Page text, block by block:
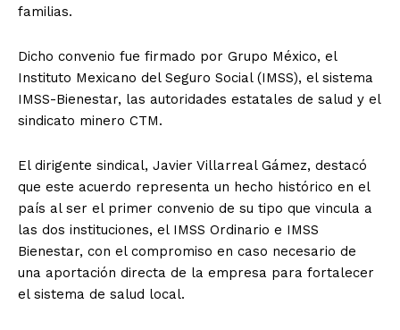
familias.
Dicho convenio fue firmado por Grupo México, el
Instituto Mexicano del Seguro Social (IMSS), el sistema
IMSS-Bienestar, las autoridades estatales de salud y el
sindicato minero CTM.
El dirigente sindical, Javier Villarreal Gámez, destacó
que este acuerdo representa un hecho histórico en el
país al ser el primer convenio de su tipo que vincula a
las dos instituciones, el IMSS Ordinario e IMSS
Bienestar, con el compromiso en caso necesario de
una aportación directa de la empresa para fortalecer
el sistema de salud local.